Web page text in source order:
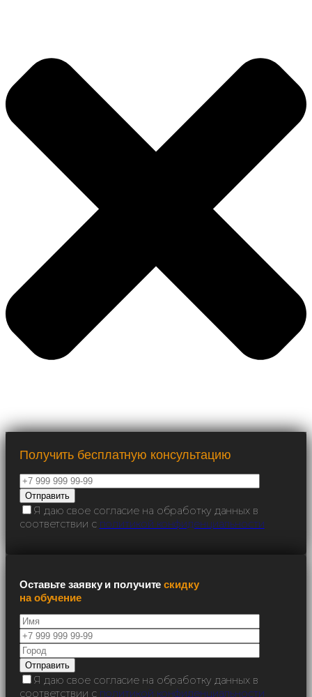
Получить бесплатную консультацию
Я даю свое согласие на обработку данных в
соответствии с политикой конфиденциальности
Оставьте заявку и получитескидку
на обучение
Я даю свое согласие на обработку данных в
соответствии с политикой конфиденциальности